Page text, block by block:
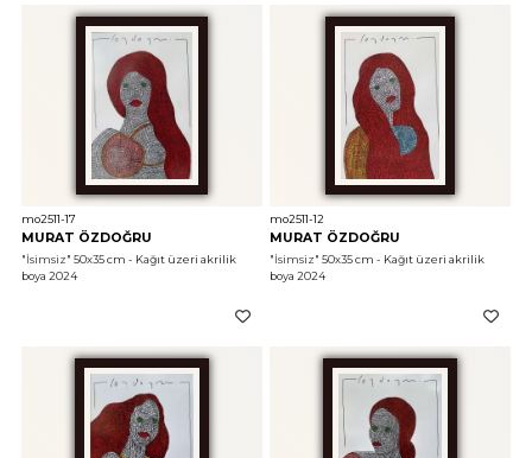
mo2511-17
MURAT ÖZDOĞRU
"İsimsiz" 50x35 cm - Kağıt üzeri akrilik
boya 2024
mo2511-12
MURAT ÖZDOĞRU
"İsimsiz" 50x35 cm - Kağıt üzeri akrilik
boya 2024